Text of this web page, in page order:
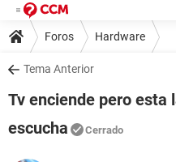
Foros Hardware
Tema Anterior
Tv enciende pero esta
escucha
Cerrado